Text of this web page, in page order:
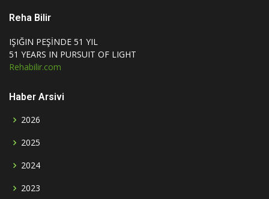
Reha Bilir
IŞIĞIN PEŞİNDE 51 YIL
51 YEARS IN PURSUIT OF LIGHT
Rehabilir.com
Haber Arsivi
2026
2025
2024
2023